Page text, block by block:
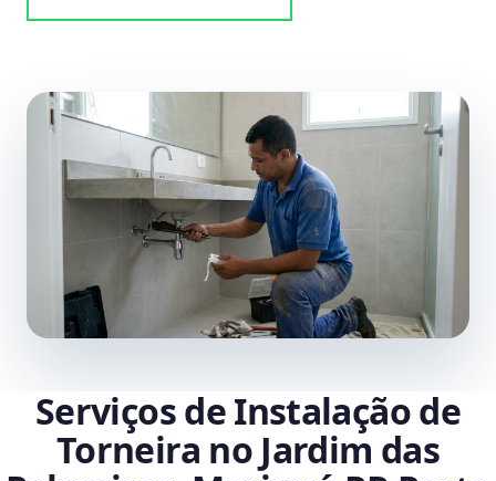
Serviços de Instalação de
Torneira no Jardim das